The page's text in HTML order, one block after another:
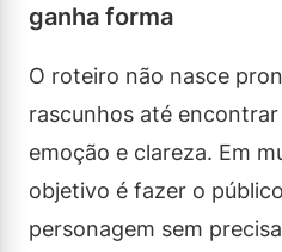
ganha forma
O roteiro não nasce
rascunhos até
emoção e clareza. Em
objetivo é fazer o
personagem sem